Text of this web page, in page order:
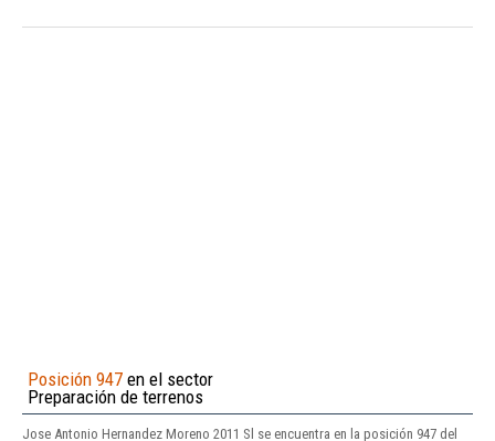
Posición 947 en el sector
Preparación de terrenos
Jose Antonio Hernandez Moreno 2011 Sl se encuentra en la posición 947 del